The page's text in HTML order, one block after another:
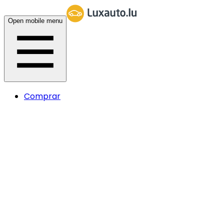
Open mobile menu
Comprar